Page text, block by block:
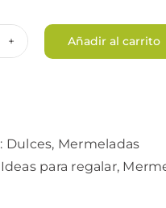
Añadir al carrito
Dulces, Mermeladas
Ideas para regalar,